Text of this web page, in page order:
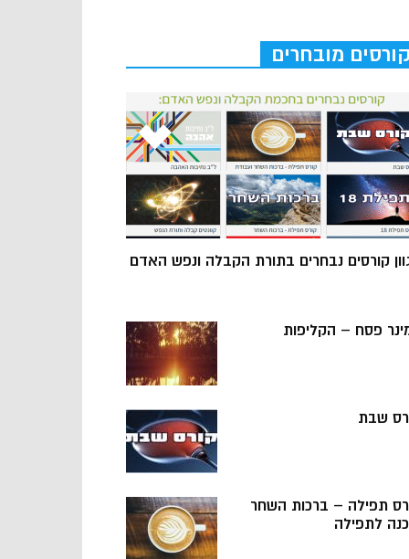
קורסים מובחרים
קורסים נבחרים בתורת הקבלה ונפש האדם
פסח – הקליפות
שבת
תפילה – ברכות השחר
לתפילה